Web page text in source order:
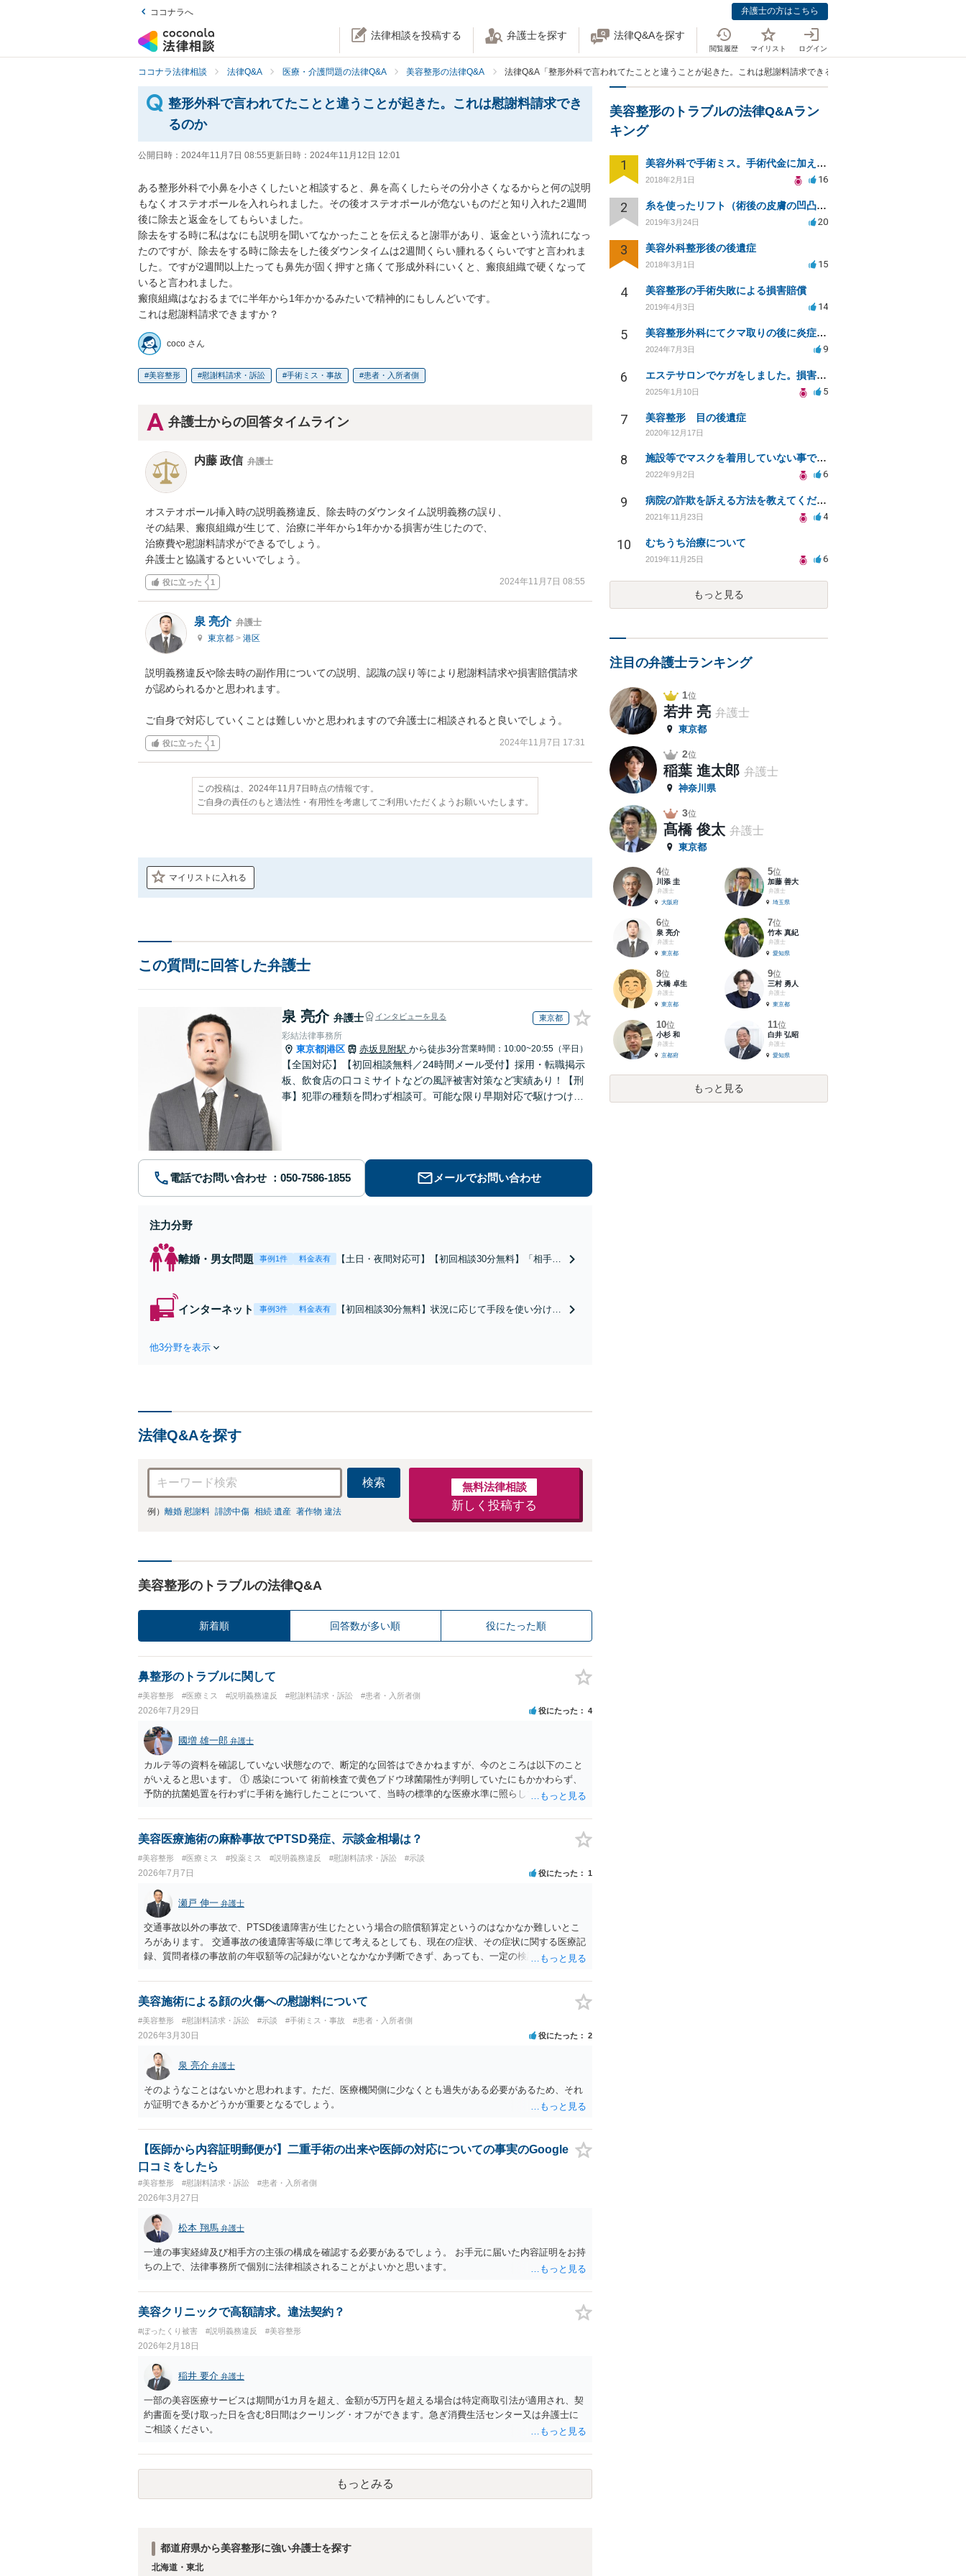
ココナラへ 弁護士の方はこちら
法律相談を投稿する 弁護士を探す 法律Q&Aを探す
閲覧履歴 マイリスト ログイン
ココナラ法律相談 法律Q&A 医療・介護問題の法律Q&A 美容整形の法律Q&A 法律Q&A「整形外科で言われてたことと違うことが起きた。これは慰謝料請求できるのか」
整形外科で言われてたことと違うことが起きた。これは慰謝料請求でき
るのか
公開日時： 2024年11月7日 08:55更新日時： 2024年11月12日 12:01
ある整形外科で小鼻を小さくしたいと相談すると、鼻を高くしたらその分小さくなるからと何の説明
もなくオステオポールを入れられました。その後オステオポールが危ないものだと知り入れた2週間
後に除去と返金をしてもらいました。
除去をする時に私はなにも説明を聞いてなかったことを伝えると謝罪があり、返金という流れになっ
たのですが、除去をする時に除去をした後ダウンタイムは2週間くらい腫れるくらいですと言われま
した。ですが2週間以上たっても鼻先が固く押すと痛くて形成外科にいくと、瘢痕組織で硬くなって
いると言われました。
瘢痕組織はなおるまでに半年から1年かかるみたいで精神的にもしんどいです。
これは慰謝料請求できますか？
coco さん
美容整形 慰謝料請求・訴訟 手術ミス・事故 患者・入所者側
弁護士からの回答タイムライン
内藤 政信 弁護士
オステオポール挿入時の説明義務違反、除去時のダウンタイム説明義務の誤り、
その結果、瘢痕組織が生じて、治療に半年から1年かかる損害が生じたので、
治療費や慰謝料請求ができるでしょう。
弁護士と協議するといいでしょう。
役に立った 1 2024年11月7日 08:55
泉 亮介 弁護士
東京都 > 港区
説明義務違反や除去時の副作用についての説明、認識の誤り等により慰謝料請求や損害賠償請求
が認められるかと思われます。
ご自身で対応していくことは難しいかと思われますので弁護士に相談されると良いでしょう。
役に立った 1 2024年11月7日 17:31
この投稿は、2024年11月7日時点の情報です。
ご自身の責任のもと適法性・有用性を考慮してご利用いただくようお願いいたします。
マイリストに入れる
この質問に回答した弁護士
泉 亮介 弁護士 インタビューを見る 東京都
彩結法律事務所
東京都 港区 赤坂見附駅 から徒歩3分営業時間：10:00~20:55（平日）
【全国対応】【初回相談無料／24時間メール受付】採用・転職掲示
板、飲食店の口コミサイトなどの風評被害対策など実績あり！【刑
事】犯罪の種類を問わず相談可。可能な限り早期対応で駆けつけサ
電話でお問い合わせ メールでお問い合わせ
注力分野
離婚・男女問題 事例1件 料金表有
【土日・夜間対応可】【初回相談30分無料】「相手方
金額アップ／減額交渉も対応可」【完全個室対応】
インターネット 事例3件 料金表有
【初回相談30分無料】状況に応じて手段を使い分け、
他3分野を表示
法律Q&Aを探す
検索
例） 離婚 慰謝料 誹謗中傷 相続 遺産 著作物 違法
無料法律相談
新しく投稿する
美容整形のトラブルの法律Q&A
新着順 回答数が多い順 役にたった順
鼻整形のトラブルに関して
#美容整形 #医療ミス #説明義務違反 #慰謝料請求・訴訟 #患者・入所者側
2026年7月29日 役にたった 4
國増 雄一郎 弁護士
カルテ等の資料を確認していない状態なので、断定的な回答はできかねますが、今のところは以下のこと
がいえると思います。 ① 感染について 術前検査で黄色ブドウ球菌陽性が判明していたにもかかわらず、
予防的抗菌処置を行わずに手術を施行したことについて、当時の標準的な医療水準に照らして相当でない
は、リサーチの必要性があると思います。 ② 肋軟骨採取について 仮に左右でリスクが著しくことなると
いう事実が立証できるのであれば、それに関する説明や選択の機会が与えられなかったことは、説明義務
上」が含まれる合意がある事実と、それを相手方が勝手に取りやめた事実を立証できれば、債務不履行責
任を追及できる可能性があります。 また術中の変更可能性に関する事前の説明がなされていないのであれ
ば、説明義務違反にあたり、これについても損害賠償請求できる可能性があります。 詳しくは、術前説明
書や同意書の内容を精査する必要があります。 なお、請求書に鼻孔緑挙上が実施内容として記載されてい
る事実は、施術内容に鼻孔緑挙上が含まれる合意がある事実を推認させる事実になると思われます。 ④当
初の手術費用の返金や、他院での修正手術費用についても補償を求めることが可能かについて 上記①〜③
で記載された相手方の過失又は債務不履行（他に過失又は債務不履行がある場合はそれも含む）が認定さ
れ、それらと損害（当初の手術費用や他院での修正手術費用）との間に相当因果関係が認められる場合
は、補償を求めることは可能です。 以上です。 何かあればご連絡ください。
美容医療施術の麻酔事故でPTSD発症、示談金相場は？
#美容整形 #医療ミス #投薬ミス #説明義務違反 #慰謝料請求・訴訟 #示談
2026年7月7日 役にたった 1
瀬戸 伸一 弁護士
交通事故以外の事故で、PTSD後遺障害が生じたという場合の賠償額算定というのはなかなか難しいとこ
ろがあります。 交通事故の後遺障害等級に準じて考えるとしても、現在の症状、その症状に関する医療記
録、質問者様の事故前の年収額等の記録がないとなかなか判断できず、あっても、一定の検討をしないと
提案額で不満という場合、一般的には弁護士に依頼をして訴訟という手続きをとったほうが、時間と手間
はかかりますが、賠償額は多くなる傾向にありますので、お近くの弁護士に依頼をするとよいと思われま
美容施術による顔の火傷への慰謝料について
#美容整形 #慰謝料請求・訴訟 #示談 #手術ミス・事故 #患者・入所者側
2026年3月30日 役にたった 2
泉 亮介 弁護士
そのようなことはないかと思われます。ただ、医療機関側に少なくとも過失がある必要があるため、それ
が証明できるかどうかが重要となるでしょう。
【医師から内容証明郵便が】二重手術の出来や医師の対応についての事実のGoogle
口コミをしたら
#美容整形 #慰謝料請求・訴訟 #患者・入所者側
2026年3月27日
松本 翔馬 弁護士
一連の事実経緯及び相手方の主張の構成を確認する必要があるでしょう。 お手元に届いた内容証明をお持
ちの上で、法律事務所で個別に法律相談されることがよいかと思います。
美容クリニックで高額請求。違法契約？
#ぼったくり被害 #説明義務違反 #美容整形
2026年2月18日
稲井 要介 弁護士
一部の美容医療サービスは期間が1カ月を超え、金額が5万円を超える場合は特定商取引法が適用され、契
約書面を受け取った日を含む8日間はクーリング・オフができます。急ぎ消費生活センター又は弁護士に
ご相談ください。
もっとみる
都道府県から美容整形に強い弁護士を探す
北海道・東北
美容整形のトラブルの法律Q&Aラン
キング
1 美容外科で手術ミス。手術代金に加えて損害賠償請求できますか？
2018年2月1日 16
2 糸を使ったリフト（術後の皮膚の凹凸、腫れ）
2019年3月24日 20
3 美容外科整形後の後遺症
2018年3月1日 15
4 美容整形の手術失敗による損害賠償
2019年4月3日 14
5 美容整形外科にてクマ取りの後に炎症からの入院手術。かかった費用を負担して欲しい。
2024年7月3日 9
6 エステサロンでケガをしました。損害賠償請求するのですが相場がわかりません。
2025年1月10日 5
7 美容整形 目の後遺症
2020年12月17日
8 施設等でマスクを着用していない事で拒否された場合は慰謝料を請求できるでしょうか？
2022年9月2日 6
9 病院の詐欺を訴える方法を教えてください！
2021年11月23日 4
10 むちうち治療について
2019年11月25日 6
もっと見る
注目の弁護士ランキング
1位
若井 亮 弁護士
東京都
2位
稲葉 進太郎 弁護士
神奈川県
3位
髙橋 俊太 弁護士
東京都
4位
川添 圭
弁護士
大阪府
5位
加藤 善大
弁護士
埼玉県
6位
泉 亮介
弁護士
東京都
7位
竹本 真紀
弁護士
愛知県
8位
大橋 卓生
弁護士
東京都
9位
三村 勇人
弁護士
東京都
10位
小杉 和
弁護士
京都府
11位
白井 弘昭
弁護士
愛知県
もっと見る